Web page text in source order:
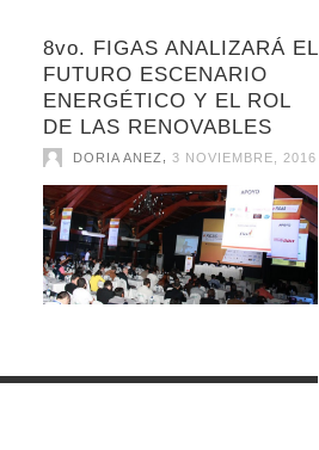
8vo. FIGAS ANALIZARÁ EL
FUTURO ESCENARIO
ENERGÉTICO Y EL ROL
DE LAS RENOVABLES
DORIA ANEZ 3 NOVIEMBRE, 2016